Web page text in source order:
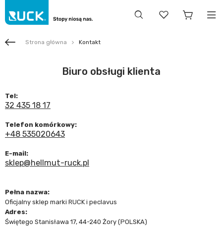
Strona główna Kontakt
Biuro obsługi klienta
Tel:
32 435 18 17
Telefon komórkowy:
+48 535020643
E-mail:
sklep@hellmut-ruck.pl
Pełna nazwa:
Oficjalny sklep marki RUCK i peclavus
Adres:
Świętego Stanisława 17, 44-240 Żory (POLSKA)